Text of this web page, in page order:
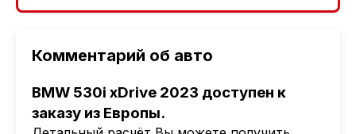
Комментарий об авто
BMW 530i xDrive 2023 доступен к
заказу из Европы.
АСБ лизинг
Лизинг: BYN 17% | USD 7.99% | EUR 6.99%
Также доступен кредит "Проще простого" 18.9%